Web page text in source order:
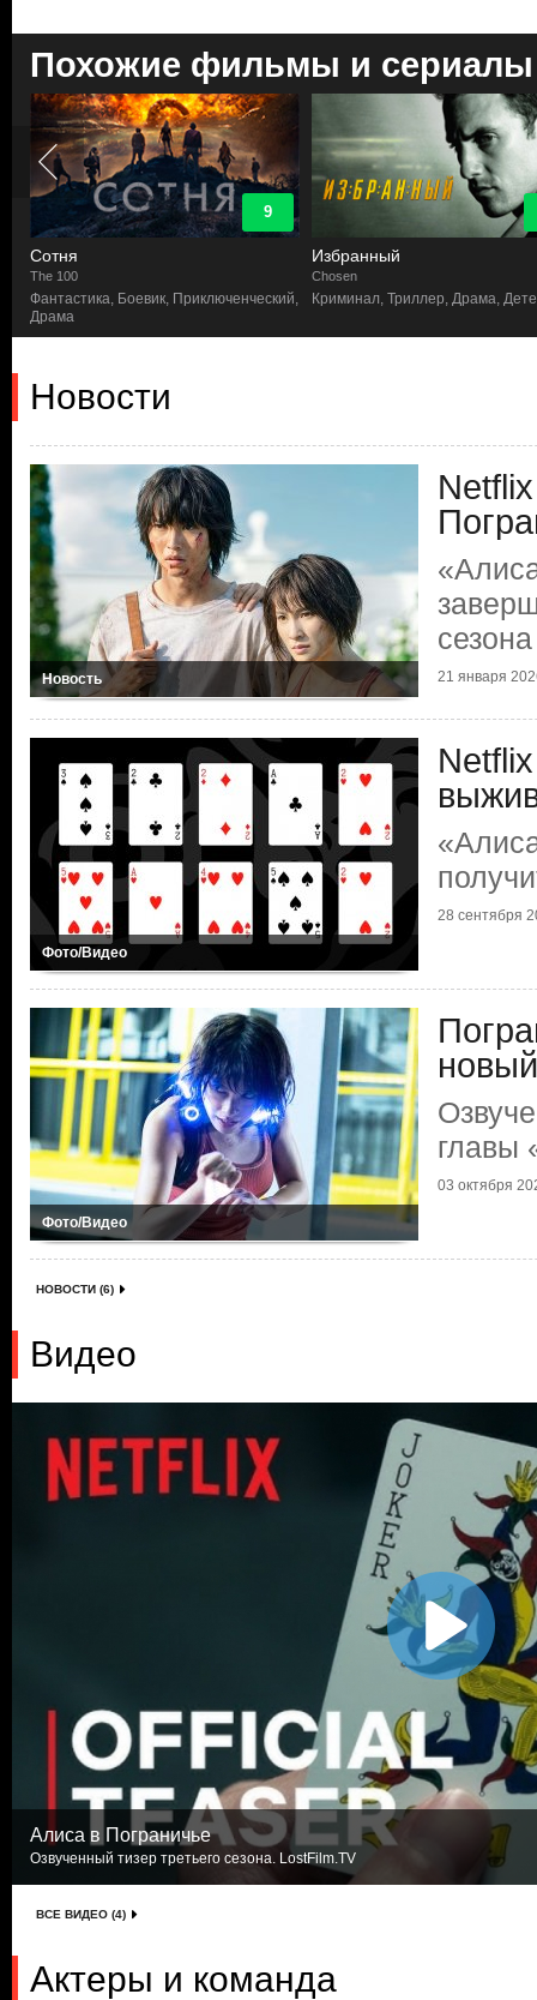
Похожие фильмы и сериалы
9
Сотня
The 100
Фантастика, Боевик, Приключенческий,
Драма
Избранный
Chosen
Криминал, Триллер, Драма,
Новости
Новость
сезона
21 января
Фото/Видео
28 сентября
Фото/Видео
главы
03 октября
НОВОСТИ (6)
Видео
Алиса в Пограничье
Озвученный тизер третьего сезона. LostFilm.TV
ВСЕ ВИДЕО (4)
Актеры и команда